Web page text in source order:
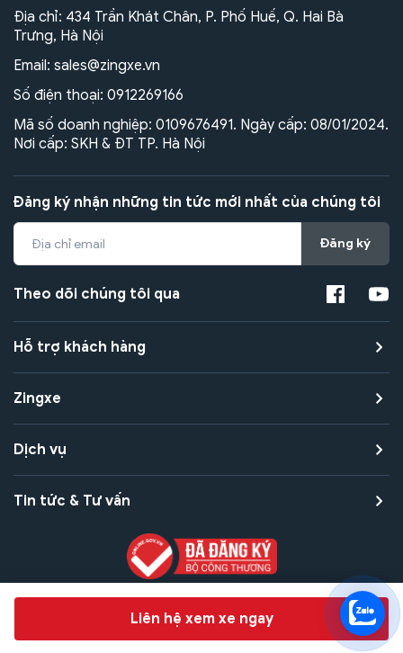
Chat hỗ trợ
Liên hệ xem xe ngay
Địa chỉ: 434 Trần Khát Chân, P. Phố Huế, Q. Hai Bà
Trưng, Hà Nội
Email: sales@zingxe.vn
Số điện thoại: 0912269166
Mã số doanh nghiệp: 0109676491. Ngày cấp: 08/01/2024.
Nơi cấp: SKH & ĐT TP. Hà Nội
Đăng ký nhận những tin tức mới nhất của chúng tôi
Đăng ký
Theo dõi chúng tôi qua
Hỗ trợ khách hàng
Zingxe
Dịch vụ
Tin tức & Tư vấn
Bảo mật quyền riêng tư
Điều khoản sử dụng